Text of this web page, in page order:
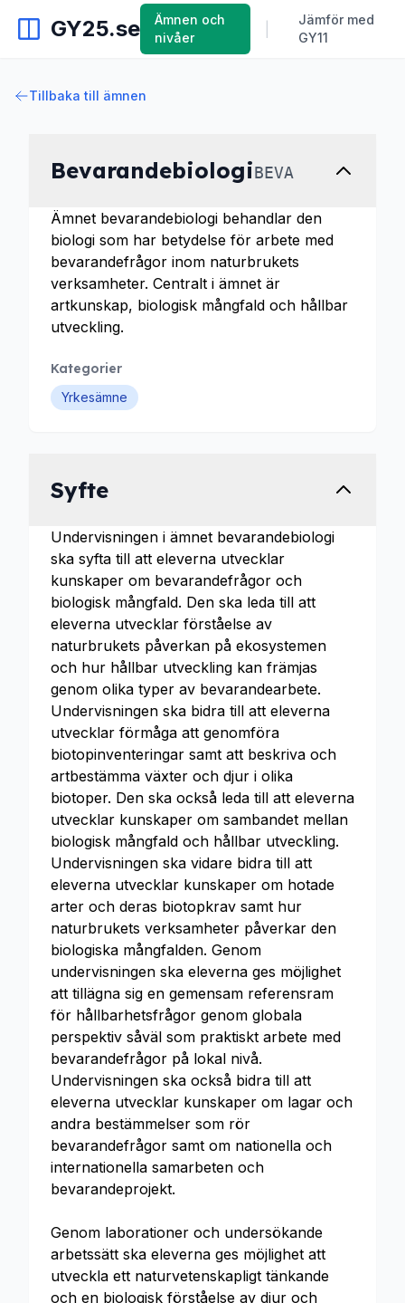
GY25.se
Ämnen och
nivåer
Jämför med
GY11
Tillbaka till ämnen
BevarandebiologiBEVA
Ämnet bevarandebiologi behandlar den
biologi som har betydelse för arbete med
bevarandefrågor inom naturbrukets
verksamheter. Centralt i ämnet är
artkunskap, biologisk mångfald och hållbar
utveckling.
Kategorier
Yrkesämne
Syfte
Undervisningen i ämnet bevarandebiologi
ska syfta till att eleverna utvecklar
kunskaper om bevarandefrågor och
biologisk mångfald. Den ska leda till att
eleverna utvecklar förståelse av
naturbrukets påverkan på ekosystemen
och hur hållbar utveckling kan främjas
genom olika typer av bevarandearbete.
Undervisningen ska bidra till att eleverna
utvecklar förmåga att genomföra
biotopinventeringar samt att beskriva och
artbestämma växter och djur i olika
biotoper. Den ska också leda till att eleverna
utvecklar kunskaper om sambandet mellan
biologisk mångfald och hållbar utveckling.
Undervisningen ska vidare bidra till att
eleverna utvecklar kunskaper om hotade
arter och deras biotopkrav samt hur
naturbrukets verksamheter påverkar den
biologiska mångfalden. Genom
undervisningen ska eleverna ges möjlighet
att tillägna sig en gemensam referensram
för hållbarhetsfrågor genom globala
perspektiv såväl som praktiskt arbete med
bevarandefrågor på lokal nivå.
Undervisningen ska också bidra till att
eleverna utvecklar kunskaper om lagar och
andra bestämmelser som rör
bevarandefrågor samt om nationella och
internationella samarbeten och
bevarandeprojekt.
Genom laborationer och undersökande
arbetssätt ska eleverna ges möjlighet att
utveckla ett naturvetenskapligt tänkande
och en biologisk förståelse av djur och